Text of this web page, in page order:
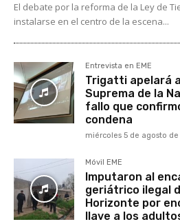
El debate por la reforma de la Ley de
instalarse en el centro de la escena...
Entrevista en EME
Trigatti apelará
Suprema de la
fallo que
condena
miércoles 5 de agosto
Móvil EME
Imputaron al
geriátrico ilegal
Horizonte por
llave a los